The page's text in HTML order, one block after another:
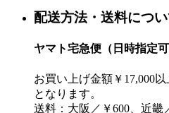
配送方法・送料につ
ヤマト宅急便（日時指定可
お買い上げ金額￥17,000
となります。
送料：大阪／￥600、近畿